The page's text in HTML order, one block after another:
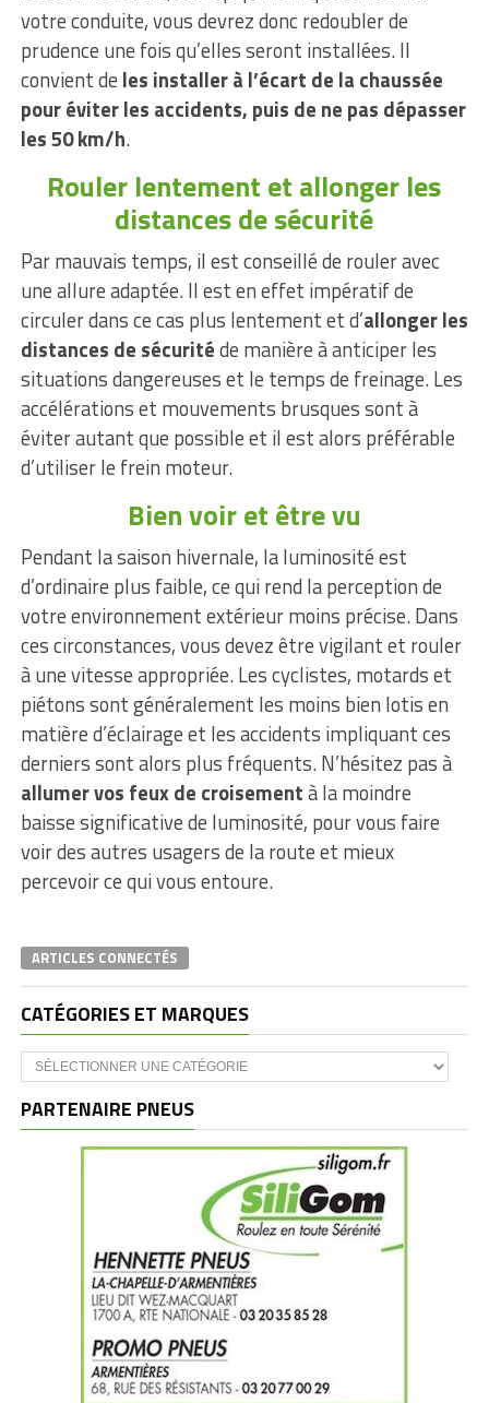
votre conduite, vous devrez donc redoubler de
prudence une fois qu’elles seront installées. Il
convient de les installer à l’écart de la chaussée
pour éviter les accidents, puis de ne pas dépasser
les 50 km/h.
Rouler lentement et allonger les
distances de sécurité
Par mauvais temps, il est conseillé de rouler avec
une allure adaptée. Il est en effet impératif de
circuler dans ce cas plus lentement et d’allonger les
distances de sécuritéde manière à anticiper les
situations dangereuses et le temps de freinage. Les
accélérations et mouvements brusques sont à
éviter autant que possible et il est alors préférable
d’utiliser le frein moteur.
Bien voir et être vu
Pendant la saison hivernale, la luminosité est
d’ordinaire plus faible, ce qui rend la perception de
votre environnement extérieur moins précise. Dans
ces circonstances, vous devez être vigilant et rouler
à une vitesse appropriée. Les cyclistes, motards et
piétons sont généralement les moins bien lotis en
matière d’éclairage et les accidents impliquant ces
derniers sont alors plus fréquents. N’hésitez pas à
allumer vos feux de croisementà la moindre
baisse significative de luminosité, pour vous faire
voir des autres usagers de la route et mieux
percevoir ce qui vous entoure.
ARTICLES CONNECTÉS
CATÉGORIES ET MARQUES
Catégories
et
PARTENAIRE PNEUS